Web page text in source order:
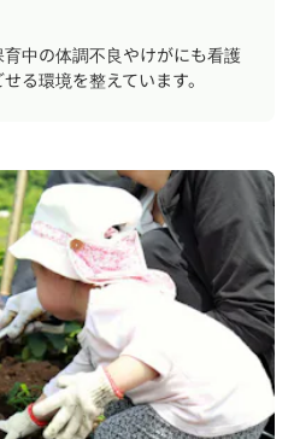
中の体調不良やけがにも看護
る環境を整えています。